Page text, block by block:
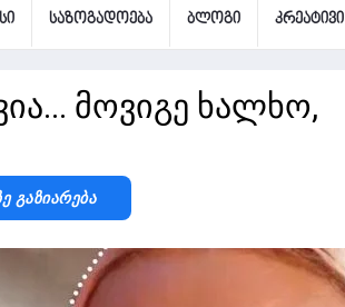
ᲡᲐᲖᲝᲒᲐᲓᲝᲔᲑᲐ ᲑᲚᲝᲒᲘ ᲙᲠᲔᲐᲢᲘᲕᲘ
მოვიგე ხალხო,
Გაზიარება